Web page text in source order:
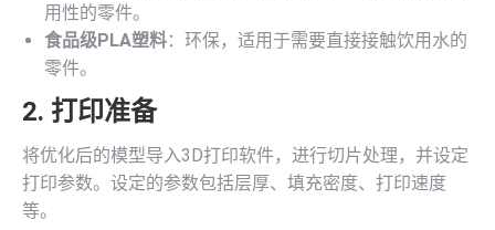
用性的零件。
食品级PLA塑料：环保，适用于需要直接接触饮用水的
零件。
2. 打印准备
将优化后的模型导入3D打印软件，进行切片处理，并设定
打印参数。设定的参数包括层厚、填充密度、打印速度
等。